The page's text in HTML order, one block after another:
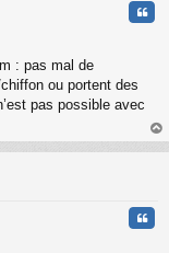
: pas mal de
ou portent des
pas possible avec
au